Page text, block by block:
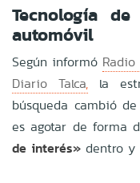
Tecnología
automóvil
Según informó Radio
Diario Talca, la
búsqueda cambió
es agotar de forma
de interés» dentro y